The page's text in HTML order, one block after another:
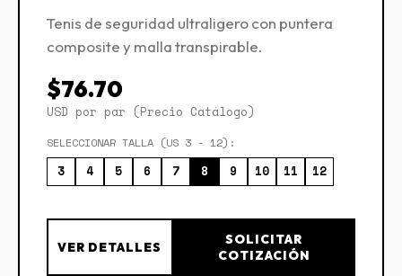
Tenis de seguridad ultraligero con puntera
composite y malla transpirable.
$76.70
USD por par (Precio Catálogo)
SELECCIONAR TALLA (US 3 - 12):
3 4 5 6 7 8 9 10 11 12
VER DETALLES
SOLICITAR
COTIZACIÓN